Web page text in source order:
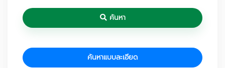
ค้นหา
ค้นหาแบบละเอียด